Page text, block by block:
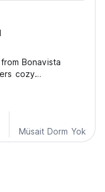
Bonavista
cozy
parking.
is
Müsait Dorm Yok